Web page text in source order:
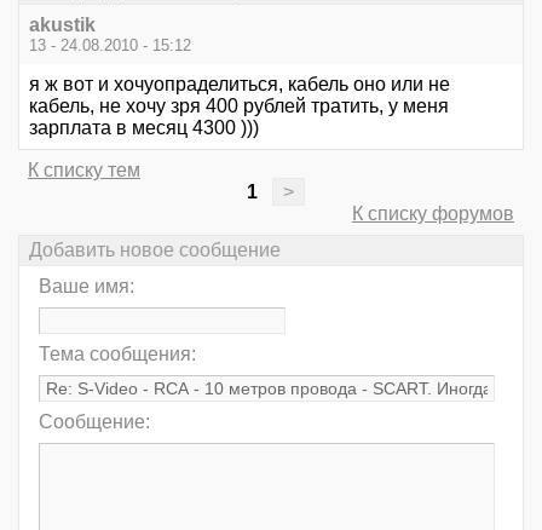
akustik
13 - 24.08.2010 - 15:12
я ж вот и хочуопраделиться, кабель оно или не
кабель, не хочу зря 400 рублей тратить, у меня
зарплата в месяц 4300 )))
К списку тем
1
>
К списку форумов
Добавить новое сообщение
Ваше имя:
Тема сообщения:
Сообщение: